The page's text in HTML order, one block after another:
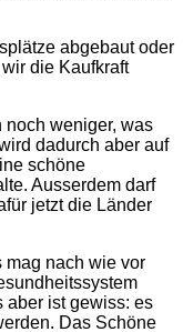
abgebaut oder
die Kaufkraft
noch weniger, was
dadurch aber auf
schöne
Ausserdem darf
jetzt die Länder
mag nach wie vor
aber ist gewiss: es
Das Schöne